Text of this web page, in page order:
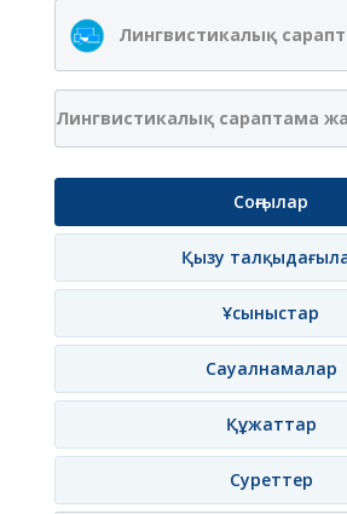
Лингвистикалық
Лингвистикалық сараптама
Соңғылар
Қызу
Ұсыныстар
Сауалнамалар
Құжаттар
Суреттер